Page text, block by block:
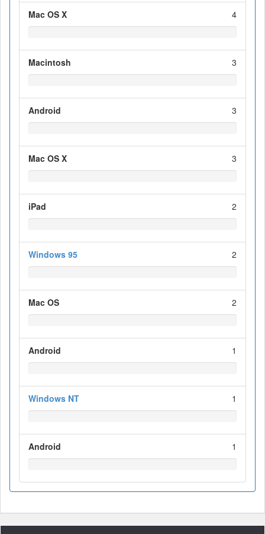
Mac OS X 4
Macintosh 3
Android 3
Mac OS X 3
iPad 2
Windows 95 2
Mac OS 2
Android 1
Windows NT 1
Android 1